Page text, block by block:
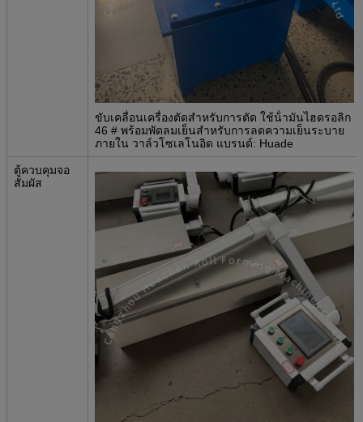
ขับเคลื่อนเครื่องตัดสําหรับการตัด ใช้น้ํามันไฮดรอลิก
46 # พร้อมพัดลมเย็นสําหรับการลดความเย็นระบาย
ภายใน วาล์วโซเลโนอิด แบรนด์: Huade
ตู้ควบคุมจอ
สัมผัส